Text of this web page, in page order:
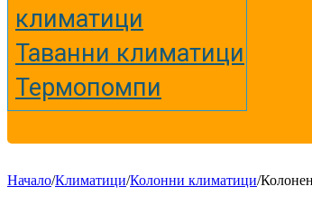
климатици
Таванни климатици
Термопомпи
Начало/Климатици/Колонни климатици/